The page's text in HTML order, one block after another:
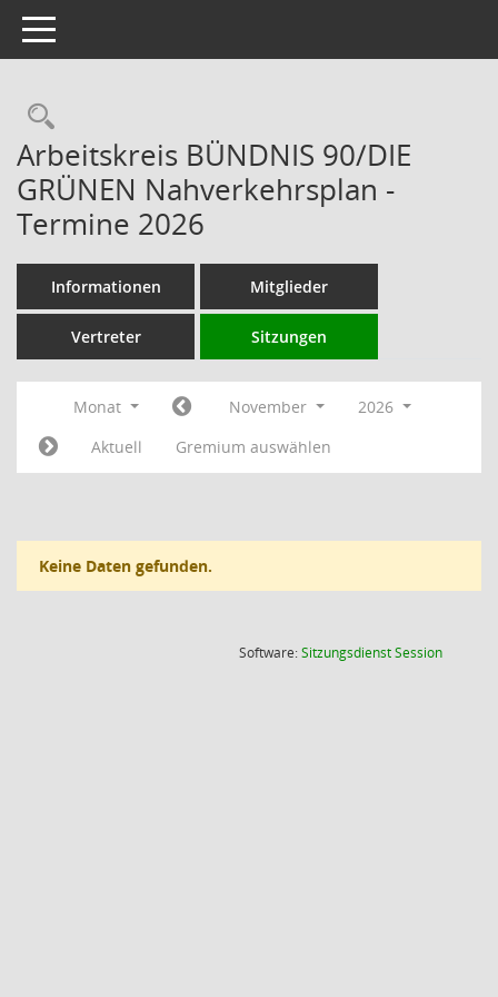
Toggle navigation
Rechercheauswahl
Arbeitskreis BÜNDNIS 90/DIE
GRÜNEN Nahverkehrsplan -
Termine 2026
Informationen Mitglieder
Vertreter Sitzungen
Monat November
2026
Aktuell
Gremium auswählen
Keine Daten gefunden.
Software:SitzungsdienstSession(Wird in